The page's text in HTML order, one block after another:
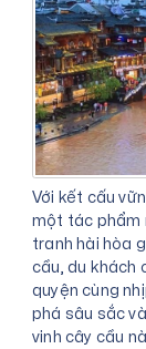
Với kết cấu
một tác phẩm
tranh hài hòa
cầu, du khách
quyện cùng
phá sâu sắc
vinh cây cầu